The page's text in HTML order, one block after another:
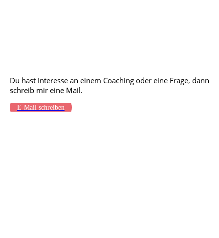
Du hast Interesse an einem Coaching oder eine Frage, dann
schreib mir eine Mail.
E-Mail schreiben